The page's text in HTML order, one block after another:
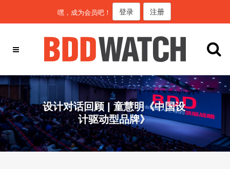
嘿，成为会员吧！ 登录 注册
设计对话回顾 | 童慧明《中国设
计驱动型品牌》